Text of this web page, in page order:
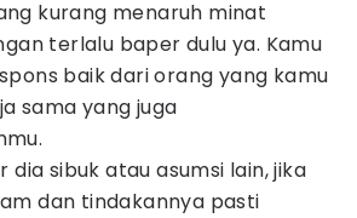
kurang menaruh minat
terlalu baper dulu ya. Kamu
baik dari orang yang kamu
sama yang juga
dia sibuk atau asumsi lain, jika
dan tindakannya pasti